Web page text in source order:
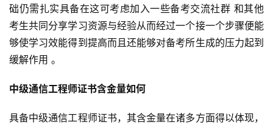
础仍需扎实具备在这可考虑加入一些备考交流社群 和其他
考生共同分享学习资源与经验从而经过一个接一个步骤便能
够使学习效能得到提高而且还能够对备考所生成的压力起到
缓解作用 。
中级通信工程师证书含金量如何
具备中级通信工程师证书，其含金量在诸多方面得以体现，